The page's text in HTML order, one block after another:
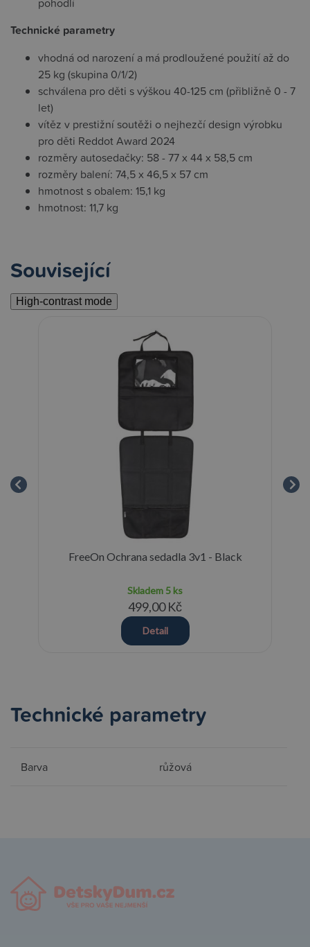
Technické parametry
vhodná od narození a má prodloužené použití až do
25 kg (skupina 0/1/2)
schválena pro děti s výškou 40-125 cm (přibližně 0 - 7
let)
vítěz v prestižní soutěži o nejhezčí design výrobku
pro děti Reddot Award 2024
rozměry autosedačky: 58 - 77 x 44 x 58,5 cm
rozměry balení: 74,5 x 46,5 x 57 cm
hmotnost s obalem: 15,1 kg
hmotnost: 11,7 kg
Související
High-contrast mode
FreeOn Ochrana sedadla 3v1 - Black
Skladem 5 ks
499,00 Kč
Detail
Technické parametry
Barva růžová